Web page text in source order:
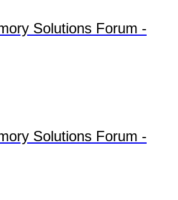
Solutions Forum -
Solutions Forum -